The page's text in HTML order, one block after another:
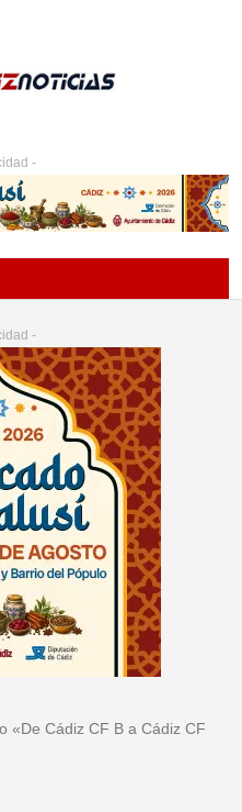
-
-
«De Cádiz CF B a Cádiz CF